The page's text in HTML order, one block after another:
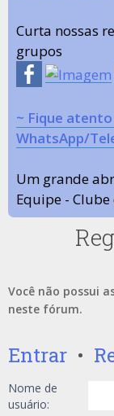
Curta nossas
grupos
~ Fique
WhatsApp/
Um grande
Equipe - Clube
Você não possui
neste fórum.
Entrar •
Nome de
usuário: